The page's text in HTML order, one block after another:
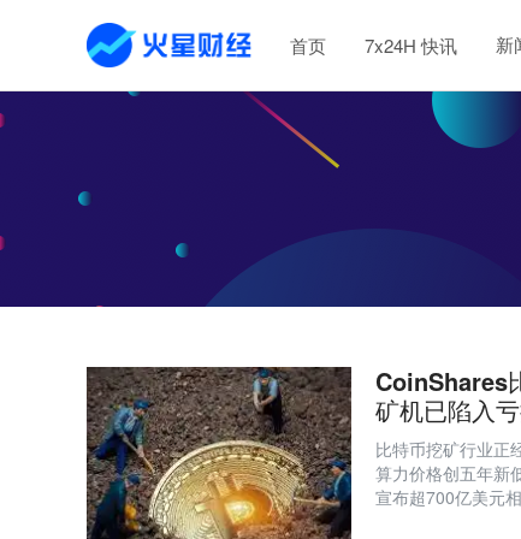
首页 7x24H 快讯 新
CoinShares
矿机已陷入
比特币挖矿行业正
算力价格创五年新
宣布超700亿美元